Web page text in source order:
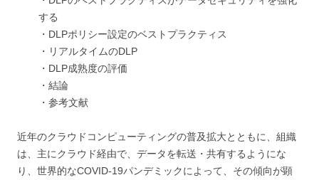
する
・DLPポリシー設定のベストプラクティス
・リアルタイムのDLP
・DLP成熟度の評価
・結論
・参考文献
近年のクラウドコンピューティングの普及拡大とともに、組織
は、主にクラウド経由で、データを転送・共有するようにな
り、世界的なCOVID-19パンデミックによって、その傾向が顕